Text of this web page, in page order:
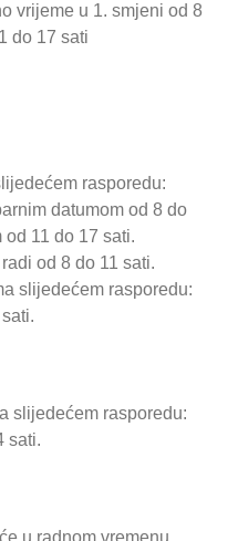
vrijeme u 1. smjeni od 8
do 17 sati
rasporedu:
datumom od 8 do
11 do 17 sati.
od 8 do 11 sati.
slijedećem rasporedu:
slijedećem rasporedu:
sati.
u radnom vremenu